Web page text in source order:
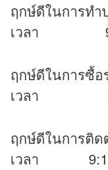
ฤกษ์ดีในการท
เวลา
ฤกษ์ดีในการซื้อ
เวลา
ฤกษ์ดีในการติด
เวลา 9:19